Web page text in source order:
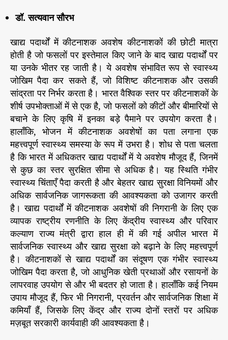
डॉ. सत्यवान सौरभ
खाद्य पदार्थों में कीटनाशक अवशेष कीटनाशकों की छोटी मात्रा
होती है जो फसलों पर इस्तेमाल किए जाने के बाद खाद्य पदार्थों पर
या उनके भीतर रह जाती है। ये अवशेष संभावित रूप से स्वास्थ्य
जोखिम पैदा कर सकते हैं, जो विशिष्ट कीटनाशक और उसकी
सांद्रता पर निर्भर करता है। भारत वैश्विक स्तर पर कीटनाशकों के
शीर्ष उपभोक्ताओं में से एक है, जो फसलों को कीटों और बीमारियों से
बचाने के लिए कृषि में इनका बड़े पैमाने पर उपयोग करता है।
हालाँकि, भोजन में कीटनाशक अवशेषों का पता लगाना एक
महत्त्वपूर्ण स्वास्थ्य समस्या के रूप में उभरा है। शोध से पता चलता
है कि भारत में अधिकतर खाद्य पदार्थों में ये अवशेष मौजूद हैं, जिनमें
से कुछ का स्तर सुरक्षित सीमा से अधिक है। यह स्थिति गंभीर
स्वास्थ्य चिंताएँ पैदा करती है और बेहतर खाद्य सुरक्षा विनियमों और
अधिक सार्वजनिक जागरूकता की आवश्यकता को उजागर करती
है। खाद्य पदार्थों में कीटनाशक अवशेषों की निगरानी के लिए एक
व्यापक राष्ट्रीय रणनीति के लिए केंद्रीय स्वास्थ्य और परिवार
कल्याण राज्य मंत्री द्वारा हाल ही में की गई अपील भारत में
सार्वजनिक स्वास्थ्य और खाद्य सुरक्षा को बढ़ाने के लिए महत्त्वपूर्ण
है। कीटनाशकों से खाद्य पदार्थों का संदूषण एक गंभीर स्वास्थ्य
जोखिम पैदा करता है, जो आधुनिक खेती प्रथाओं और रसायनों के
लापरवाह उपयोग से और भी बदतर हो जाता है। हालाँकि कई नियम
उपाय मौजूद हैं, फिर भी निगरानी, प्रवर्तन और सार्वजनिक शिक्षा में
कमियाँ हैं, जिसके लिए केंद्र और राज्य दोनों स्तरों पर अधिक
मज़बूत सरकारी कार्यवाही की आवश्यकता है।